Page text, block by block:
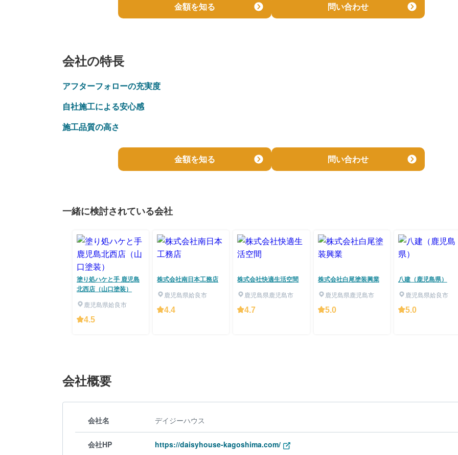
金額を知る 問い合わせ
会社の特長
アフターフォローの充実度
自社施工による安心感
施工品質の高さ
金額を知る 問い合わせ
一緒に検討されている会社
塗り処ハケと手 鹿児島
北西店（山口塗装）
鹿児島県姶良市
4.5
株式会社南日本工務店
鹿児島県姶良市
4.4
株式会社快適生活空間
鹿児島県鹿児島市
4.7
株式会社白尾塗装興業
鹿児島県鹿児島市
5.0
八建（鹿児島県）
鹿児島県姶良市
5.0
会社概要
会社名 デイジーハウス
会社HP https://daisyhouse-kagoshima.com/